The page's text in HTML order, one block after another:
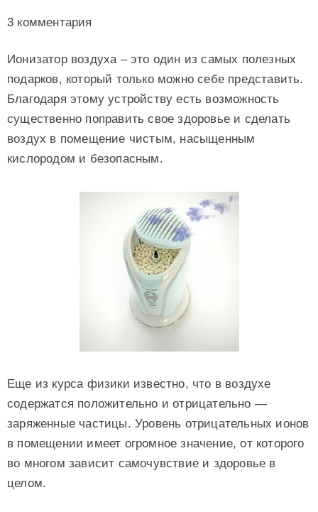
3 комментария
Ионизатор воздуха – это один из самых полезных
подарков, который только можно себе представить.
Благодаря этому устройству есть возможность
существенно поправить свое здоровье и сделать
воздух в помещение чистым, насыщенным
кислородом и безопасным.
Еще из курса физики известно, что в воздухе
содержатся положительно и отрицательно —
заряженные частицы. Уровень отрицательных ионов
в помещении имеет огромное значение, от которого
во многом зависит самочувствие и здоровье в
целом.